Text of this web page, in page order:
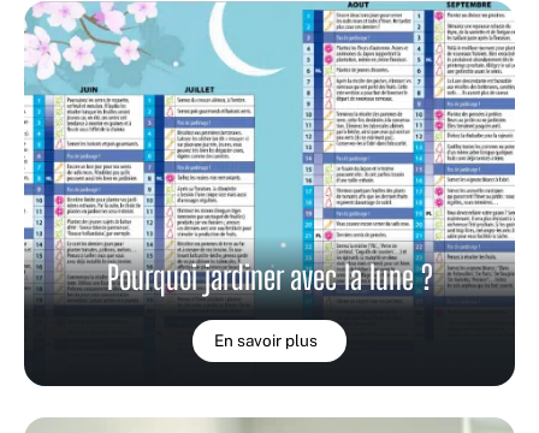
Pourquoi jardiner avec la lune ?
En savoir plus